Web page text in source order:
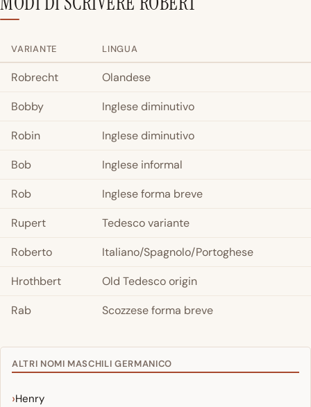
VARIANTE LINGUA
Robrecht
Olandese
Bobby
Inglese diminutivo
Robin
Inglese diminutivo
Bob
Inglese informal
Rob
Inglese forma breve
Rupert
Tedesco variante
Roberto
Italiano/Spagnolo/Portoghese
Hrothbert
Old Tedesco origin
Rab
Scozzese forma breve
ALTRI NOMI MASCHILI GERMANICO
Henry